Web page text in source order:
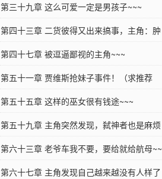
第三十九章 这么可爱一定是男孩子~~~
第四十三章 二货彼得又出来搞事，主角：肿
么破~~~在线急！
第四十七章 被逗逼鄙视的主角~~~
第五十一章 贾维斯抢妹子事件！（求推荐
票！求收藏！）
第五十五章 这样的巫女很有钱途~~~
第五十九章 主角突然发现，弑神者也是麻烦
的职业！（求推荐票啊！）
第六十三章 老爷车我不要，要给就给航母~~
第六十七章 主角发现自己越来越没有人样了